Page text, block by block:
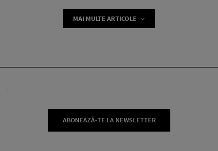
MAI MULTE ARTICOLE
ABONEAZĂ-TE LA NEWSLETTER